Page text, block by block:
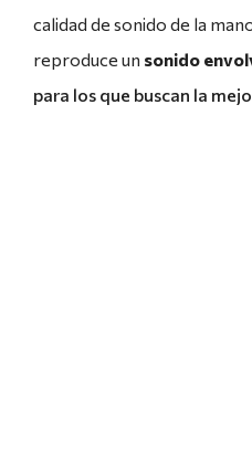
calidad de sonido de la
reproduce un sonido
para los que buscan la